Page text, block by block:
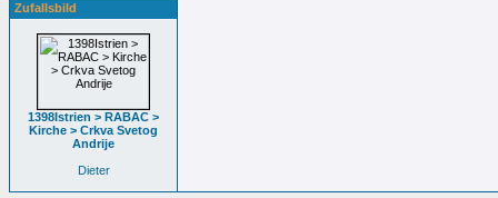
Zufallsbild
1398Istrien > RABAC >
Kirche > Crkva Svetog
Andrije
Dieter